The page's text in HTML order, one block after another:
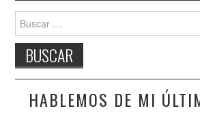
Buscar:
HABLEMOS DE MI